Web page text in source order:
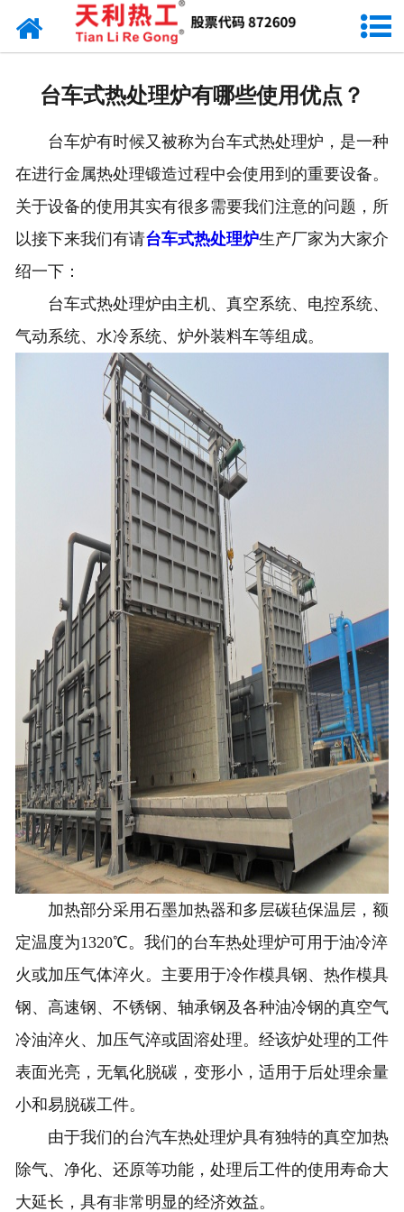
网站首页
台车式热处理炉有哪些使用优点？
台车炉有时候又被称为台车式热处理炉，是一种
在进行金属热处理锻造过程中会使用到的重要设备。
关于设备的使用其实有很多需要我们注意的问题，所
以接下来我们有请台车式热处理炉生产厂家为大家介
绍一下：
台车式热处理炉由主机、真空系统、电控系统、
气动系统、水冷系统、炉外装料车等组成。
加热部分采用石墨加热器和多层碳毡保温层，额
定温度为1320℃。我们的台车热处理炉可用于油冷淬
火或加压气体淬火。主要用于冷作模具钢、热作模具
钢、高速钢、不锈钢、轴承钢及各种油冷钢的真空气
冷油淬火、加压气淬或固溶处理。经该炉处理的工件
表面光亮，无氧化脱碳，变形小，适用于后处理余量
小和易脱碳工件。
由于我们的台汽车热处理炉具有独特的真空加热
除气、净化、还原等功能，处理后工件的使用寿命大
大延长，具有非常明显的经济效益。